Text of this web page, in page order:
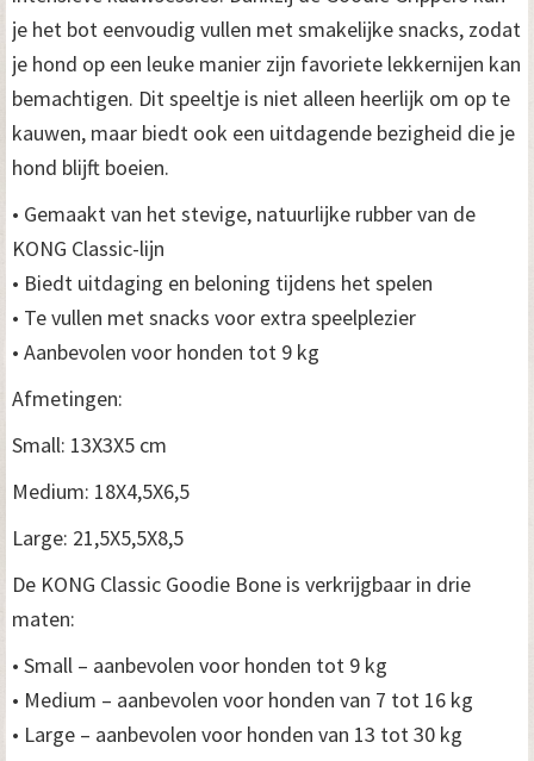
je het bot eenvoudig vullen met smakelijke snacks, zodat
je hond op een leuke manier zijn favoriete lekkernijen kan
bemachtigen. Dit speeltje is niet alleen heerlijk om op te
kauwen, maar biedt ook een uitdagende bezigheid die je
hond blijft boeien.
• Gemaakt van het stevige, natuurlijke rubber van de
KONG Classic-lijn
• Biedt uitdaging en beloning tijdens het spelen
• Te vullen met snacks voor extra speelplezier
• Aanbevolen voor honden tot 9 kg
Afmetingen:
Small: 13X3X5 cm
Medium: 18X4,5X6,5
Large: 21,5X5,5X8,5
De KONG Classic Goodie Bone is verkrijgbaar in drie
maten:
• Small – aanbevolen voor honden tot 9 kg
• Medium – aanbevolen voor honden van 7 tot 16 kg
• Large – aanbevolen voor honden van 13 tot 30 kg